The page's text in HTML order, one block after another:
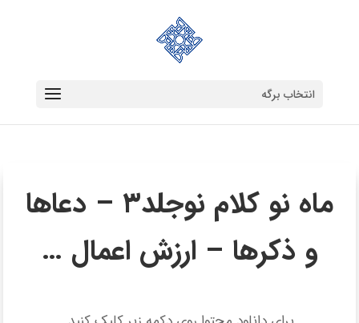
انتخاب برگه
ماه نو کلام نوجلد۳ – دعاها
و ذکرها – ارزش اعمال …